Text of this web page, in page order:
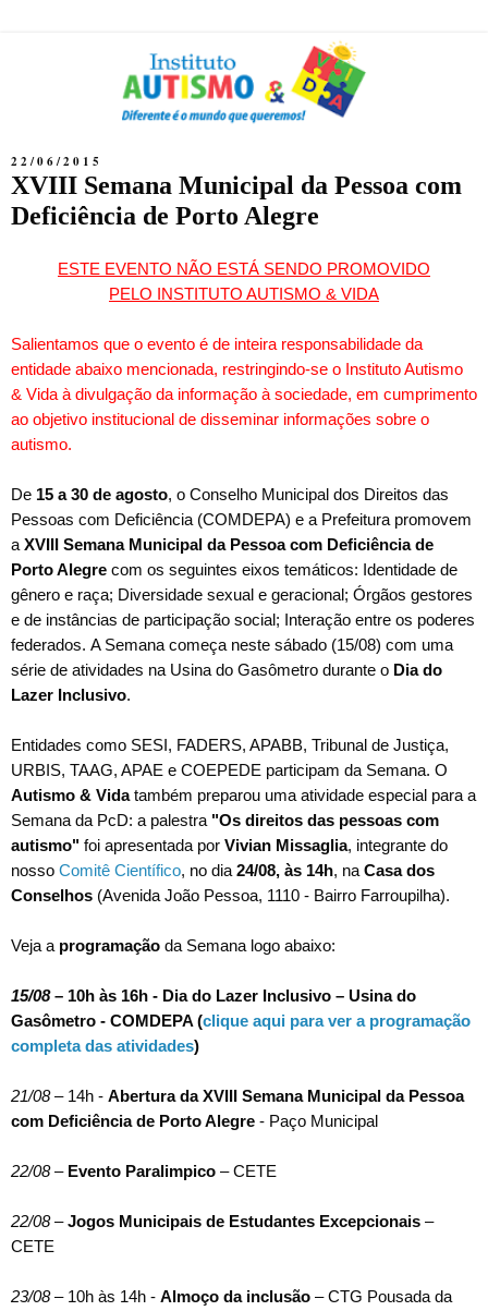
22/06/2015
XVIII Semana Municipal da Pessoa com
Deficiência de Porto Alegre
ESTE EVENTO NÃO ESTÁ SENDO PROMOVIDO
PELO INSTITUTO AUTISMO & VIDA
Salientamos que o evento é de inteira responsabilidade da
entidade abaixo mencionada, restringindo-se o Instituto Autismo
& Vida à divulgação da informação à sociedade, em cumprimento
ao objetivo institucional de disseminar informações sobre o
autismo.
De 15 a 30 de agosto, o Conselho Municipal dos Direitos das
Pessoas com Deficiência (COMDEPA) e a Prefeitura promovem
a XVIII Semana Municipal da Pessoa com Deficiência de
Porto Alegre com os seguintes eixos temáticos: Identidade de
gênero e raça; Diversidade sexual e geracional; Órgãos gestores
e de instâncias de participação social; Interação entre os poderes
federados. A Semana começa neste sábado (15/08) com uma
série de atividades na Usina do Gasômetro durante o Dia do
Lazer Inclusivo.
Entidades como SESI, FADERS, APABB, Tribunal de Justiça,
URBIS, TAAG, APAE e COEPEDE participam da Semana. O
Autismo & Vidatambém preparou uma atividade especial para a
Semana da PcD: a palestra "Os direitos das pessoas com
autismo" foi apresentada por Vivian Missaglia, integrante do
nosso Comitê Científico, no dia 24/08, às 14h, na Casa dos
Conselhos (Avenida João Pessoa, 1110 - Bairro Farroupilha).
Veja a programação da Semana logo abaixo:
15/08– 10h às 16h - Dia do Lazer Inclusivo – Usina do
Gasômetro - COMDEPA (clique aqui para ver a programação
completa das atividades)
21/08– 14h - Abertura da XVIII Semana Municipal da Pessoa
com Deficiência de Porto Alegre - Paço Municipal
22/08– Evento Paralimpico – CETE
22/08–Jogos Municipais de Estudantes Excepcionais –
CETE
23/08– 10h às 14h - Almoço da inclusão – CTG Pousada da